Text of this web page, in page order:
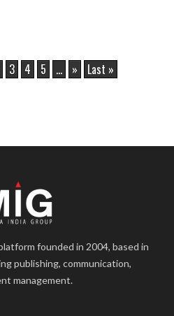
3 4 5 ... » Last »
founded in 2004, based in
publishing, communication,
management.